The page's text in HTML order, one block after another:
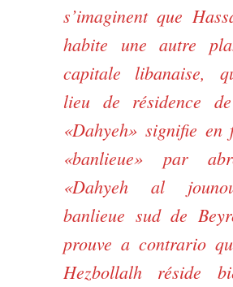
s’imaginent que
habite une autre
capitale libanaise,
lieu de résidence
«Dahyeh» signifie en
«banlieue» par
«Dahyeh al
banlieue sud de
prouve a contrario
Hezbollalh réside